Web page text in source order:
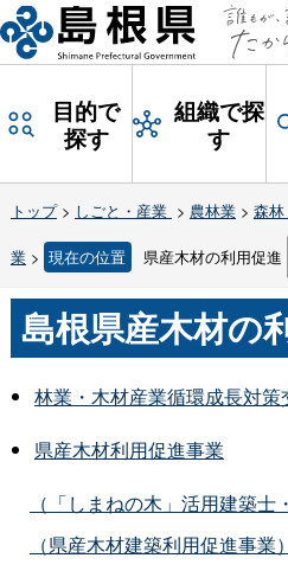
目的で
探す
組織で探
す
トップ> しごと・産業 > 農林業> 森
業> 現在の位置 県産木材の利用促進
島根県産木材の
林業・木材産業循環成長対策
県産木材利用促進事業
（「しまねの木」活用建築士
（県産木材建築利用促進事業）